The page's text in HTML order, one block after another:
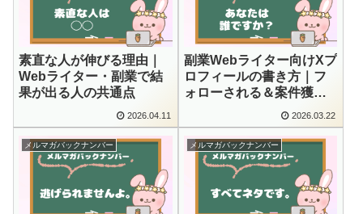
素直な人が伸びる理由｜
Webライター・副業で結
果が出る人の共通点
2026.04.11
副業Webライター向けXプ
ロフィールの書き方｜フ
ォローされる＆案件獲得
につながる作り方を解説
2026.03.22
メルマガバックナンバー メルマガバックナンバー